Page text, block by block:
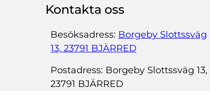
Kontakta oss
Besöksadress: Borgeby Slottssväg
13, 23791 BJÄRRED
Postadress: Borgeby Slottssväg 13,
23791 BJÄRRED